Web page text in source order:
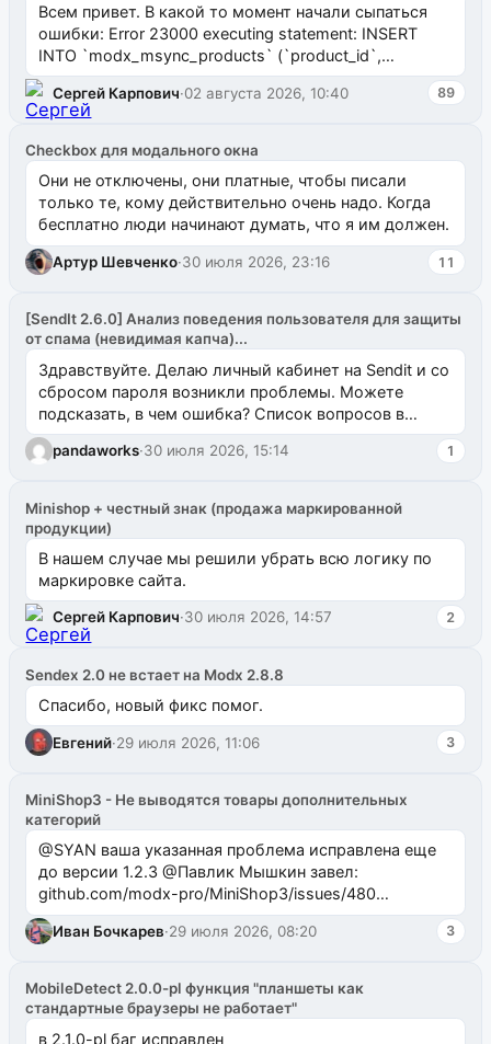
Всем привет. В какой то момент начали сыпаться
ошибки: Error 23000 executing statement: INSERT
INTO `modx_msync_products` (`product_id`,
`uuid_1c`) VALUES ...
Сергей Карпович·02 августа 2026, 10:40 89
Checkbox для модального окна
Они не отключены, они платные, чтобы писали
только те, кому действительно очень надо. Когда
бесплатно люди начинают думать, что я им должен.
Артур Шевченко·30 июля 2026, 23:16 11
[SendIt 2.6.0] Анализ поведения пользователя для защиты
от спама (невидимая капча)...
Здравствуйте. Делаю личный кабинет на Sendit и со
сбросом пароля возникли проблемы. Можете
подсказать, в чем ошибка? Список вопросов в
одноименном разделе на modx.pro пока пуст, и,...
pandaworks·30 июля 2026, 15:14 1
Minishop + честный знак (продажа маркированной
продукции)
В нашем случае мы решили убрать всю логику по
маркировке сайта.
Сергей Карпович·30 июля 2026, 14:57 2
Sendex 2.0 не встает на Modx 2.8.8
Спасибо, новый фикс помог.
Евгений·29 июля 2026, 11:06 3
MiniShop3 - Не выводятся товары дополнительных
категорий
@SYAN ваша указанная проблема исправлена еще
до версии 1.2.3 @Павлик Мышкин завел:
github.com/modx-pro/MiniShop3/issues/480
github.com/modx-pro/MiniShop3/issues/481Исправим
в б...
Иван Бочкарев·29 июля 2026, 08:20 3
MobileDetect 2.0.0-pl функция "планшеты как
стандартные браузеры не работает"
в 2.1.0-pl баг исправлен